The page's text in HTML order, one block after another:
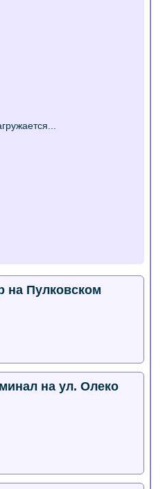
на Пулковском
на ул. Олеко